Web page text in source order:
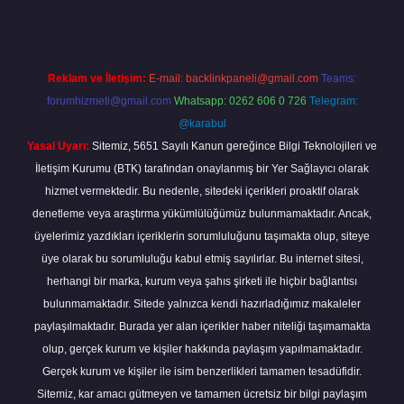
Reklam ve İletişim: E-mail: backlinkpaneli@gmail.com Teams:
forumhizmeti@gmail.com Whatsapp: 0262 606 0 726 Telegram:
@karabul
Yasal Uyarı: Sitemiz, 5651 Sayılı Kanun gereğince Bilgi Teknolojileri ve
İletişim Kurumu (BTK) tarafından onaylanmış bir Yer Sağlayıcı olarak
hizmet vermektedir. Bu nedenle, sitedeki içerikleri proaktif olarak
denetleme veya araştırma yükümlülüğümüz bulunmamaktadır. Ancak,
üyelerimiz yazdıkları içeriklerin sorumluluğunu taşımakta olup, siteye
üye olarak bu sorumluluğu kabul etmiş sayılırlar. Bu internet sitesi,
herhangi bir marka, kurum veya şahıs şirketi ile hiçbir bağlantısı
bulunmamaktadır. Sitede yalnızca kendi hazırladığımız makaleler
paylaşılmaktadır. Burada yer alan içerikler haber niteliği taşımamakta
olup, gerçek kurum ve kişiler hakkında paylaşım yapılmamaktadır.
Gerçek kurum ve kişiler ile isim benzerlikleri tamamen tesadüfidir.
Sitemiz, kar amacı gütmeyen ve tamamen ücretsiz bir bilgi paylaşım